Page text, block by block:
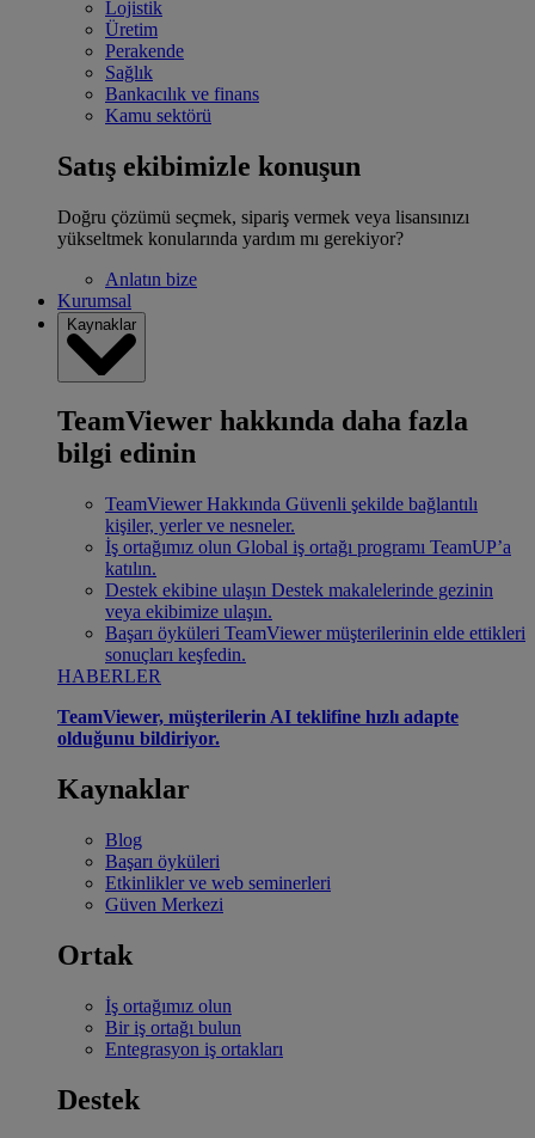
Lojistik
Üretim
Perakende
Sağlık
Bankacılık ve finans
Kamu sektörü
Satış ekibimizle konuşun
Doğru çözümü seçmek, sipariş vermek veya lisansınızı
yükseltmek konularında yardım mı gerekiyor?
Anlatın bize
Kurumsal
Kaynaklar
TeamViewer hakkında daha fazla
bilgi edinin
TeamViewer Hakkında Güvenli şekilde bağlantılı
kişiler, yerler ve nesneler.
İş ortağımız olun Global iş ortağı programı TeamUP’a
katılın.
Destek ekibine ulaşın Destek makalelerinde gezinin
veya ekibimize ulaşın.
Başarı öyküleri TeamViewer müşterilerinin elde ettikleri
sonuçları keşfedin.
HABERLER
TeamViewer, müşterilerin AI teklifine hızlı adapte
olduğunu bildiriyor.
Kaynaklar
Blog
Başarı öyküleri
Etkinlikler ve web seminerleri
Güven Merkezi
Ortak
İş ortağımız olun
Bir iş ortağı bulun
Entegrasyon iş ortakları
Destek